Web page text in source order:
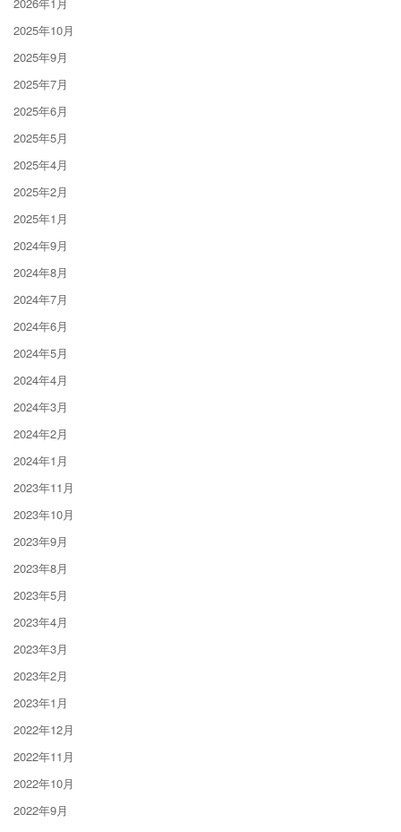
2025年10月
2025年9月
2025年7月
2025年6月
2025年5月
2025年4月
2025年2月
2025年1月
2024年9月
2024年8月
2024年7月
2024年6月
2024年5月
2024年4月
2024年3月
2024年2月
2024年1月
2023年11月
2023年10月
2023年9月
2023年8月
2023年5月
2023年4月
2023年3月
2023年2月
2023年1月
2022年12月
2022年11月
2022年10月
2022年9月